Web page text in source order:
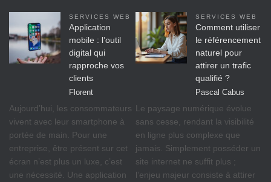
SERVICES WEB
Application
mobile : l’outil
digital qui
rapproche vos
clients
Florent
Aujourd’hui, les consommateurs
vivent avec leur smartphone à
portée de main. Pour une
entreprise, être présent sur cet
écran n’est plus un luxe, c’est
une nécessité. Une application
SERVICES WEB
Comment utiliser
le référencement
naturel pour
attirer un trafic
qualifié ?
Pascal Cabus
Le paysage numérique évolue
sans cesse, rendant la visibilité
en ligne plus complexe que
jamais. Simplement posséder un
site internet ne suffit plus ;
l’enjeu majeur consiste à attirer